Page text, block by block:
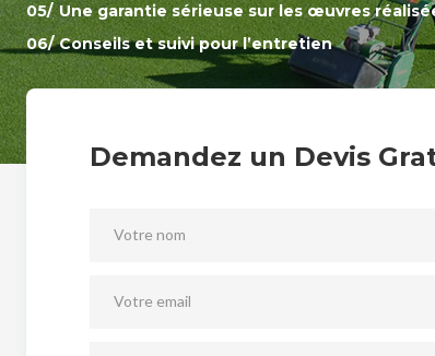
Une garantie sérieuse sur les œuvres
Conseils et suivi pour l’entretien
Demandez un Devis
Votre nom
Votre email